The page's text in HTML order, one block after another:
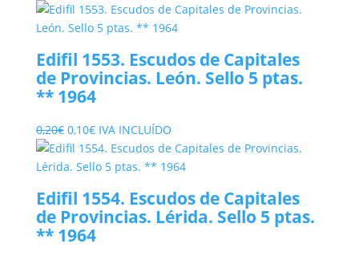
precio
original
0,20€.
precio
actual
0,10€.
Edifil 1553. Escudos de Capitales
de Provincias. León. Sello 5 ptas.
** 1964
0,20€ El
precio
original
0,20€.
0,10€El
precio
actual
0,10€.
IVA INCLUÍDO
Edifil 1554. Escudos de Capitales
de Provincias. Lérida. Sello 5 ptas.
** 1964